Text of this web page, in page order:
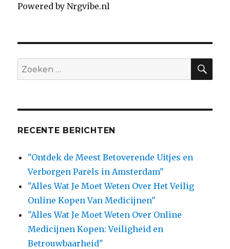
Powered by Nrgvibe.nl
Search
for:
RECENTE BERICHTEN
"Ontdek de Meest Betoverende Uitjes en
Verborgen Parels in Amsterdam"
"Alles Wat Je Moet Weten Over Het Veilig
Online Kopen Van Medicijnen"
"Alles Wat Je Moet Weten Over Online
Medicijnen Kopen: Veiligheid en
Betrouwbaarheid"